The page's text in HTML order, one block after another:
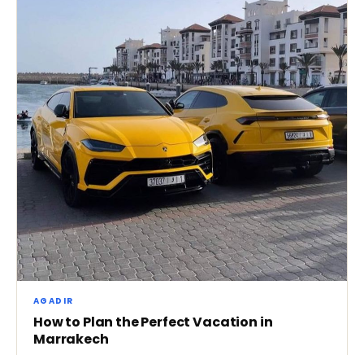
AGADIR
How to Plan the Perfect Vacation in
Marrakech